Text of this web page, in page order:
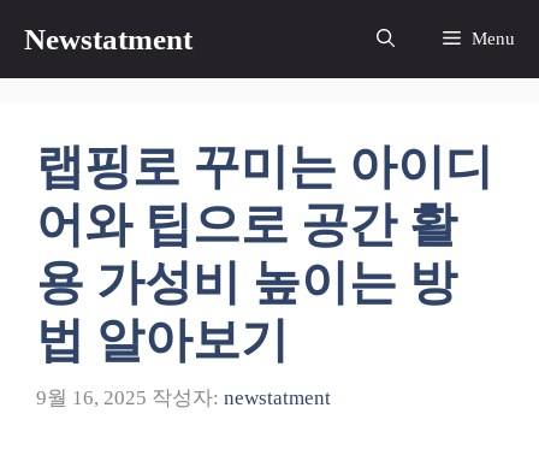
츠
Newstatment Menu
랩핑로 꾸미는 아이디
어와 팁으로 공간 활
용 가성비 높이는 방
법 알아보기
9월 16, 2025 작성자: newstatment